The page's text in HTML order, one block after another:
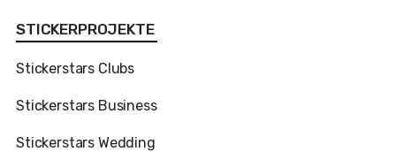
STICKERPROJEKTE
Stickerstars Clubs
Stickerstars Business
Stickerstars Wedding